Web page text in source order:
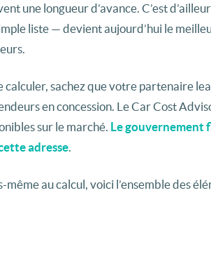
une longueur d’avance. C’est
liste — devient aujourd’hui le
calculer, sachez que votre partenaire
en concession. Le Car Cost
sur le marché. Le gouvernement
adresse.
au calcul, voici l’ensemble des